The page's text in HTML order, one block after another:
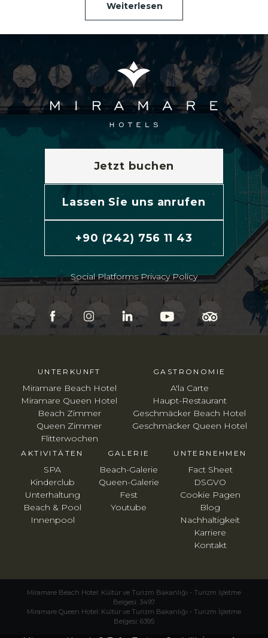
Weiterlesen
Jetzt buchen
Lassen Sie uns anrufen
+90 (242) 756 11 43
UNTERKUNFT
Miramare Beach Hotel
Miramare Queen Hotel
Beach Zimmer
Queen Zimmer
Flitterwochen
GASTRONOMIE
A'la Carte
Haupt-Restaurant
Geschmäcker Beach Hotel
Geschmäcker Queen Hotel
AKTIVITÄTEN
SPA
Kinderclub
Unterhaltung
Beach & Pool
Innenpool
UNTERNEHMEN
Fact Sheet
DSGVO
Cookie Pagen
Blog
Nachhaltigkeit
Karriere
Kontakt
GALERIE
Beach-Galerie
Queen-Galerie
Fest
Youtube
Social Platforms Privacy Policy
Miramare Beach Hotel: Kültür ve Turizm Bakanlığı - Turizm İşletme
Belgesi: 3497
Miramare Queen Hotel: Kültür ve Turizm Bakanlığı - Turizm İşletme
Belgesi: 6395